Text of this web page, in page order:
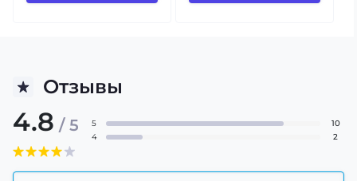
Отзывы
4.8 / 5 5
10
4
2